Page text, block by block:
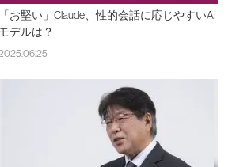
「お堅い」Claude、性的会話に応じやすいAI
モデルは？